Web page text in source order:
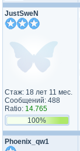
JustSweN
Стаж: 18 лет 11 мес.
Сообщений: 488
Ratio: 14.765
100%
Phoenix_qw1